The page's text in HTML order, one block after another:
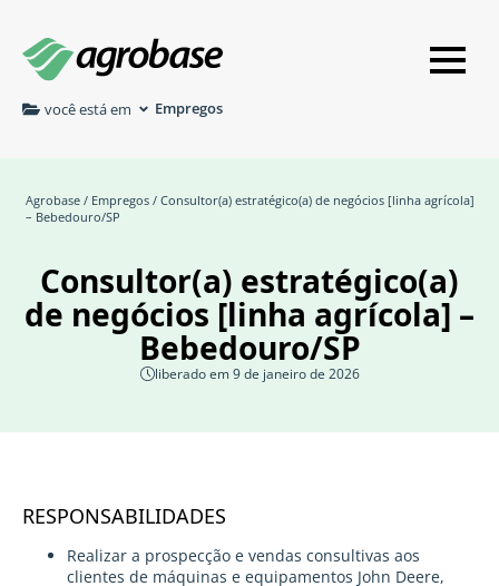
você está em Empregos
Agrobase / Empregos / Consultor(a) estratégico(a) de negócios [linha agrícola]
– Bebedouro/SP
Consultor(a) estratégico(a)
de negócios [linha agrícola] –
Bebedouro/SP
liberado em 9 de janeiro de 2026
RESPONSABILIDADES
Realizar a prospecção e vendas consultivas aos
clientes de máquinas e equipamentos John Deere,